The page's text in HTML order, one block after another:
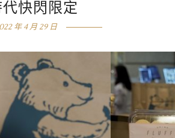
快閃限定
年 4 月 29 日